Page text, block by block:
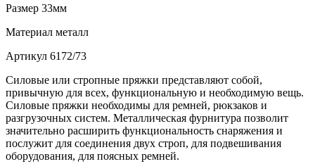
Размер 33мм
Материал металл
Артикул 6172/73
Силовые или стропные пряжки представляют собой,
привычную для всех, функциональную и необходимую вещь.
Силовые пряжки необходимы для ремней, рюкзаков и
разгрузочных систем. Металлическая фурнитура позволит
значительно расширить функциональность снаряжения и
послужит для соединения двух строп, для подвешивания
оборудования, для поясных ремней.